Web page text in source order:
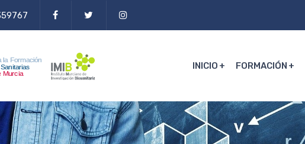
INICIO FORMACIÓN